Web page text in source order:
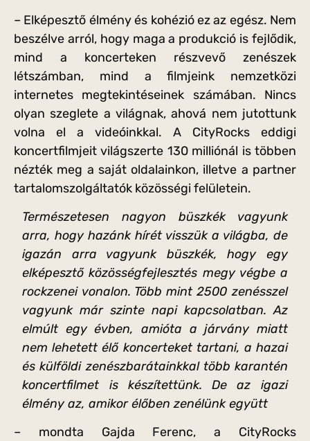
– Elképesztő élmény és kohézió ez az egész. Nem
beszélve arról, hogy maga a produkció is fejlődik,
mind a koncerteken részvevő zenészek
létszámban, mind a filmjeink nemzetközi
internetes megtekintéseinek számában. Nincs
olyan szeglete a világnak, ahová nem jutottunk
volna el a videóinkkal. A CityRocks eddigi
koncertfilmjeit világszerte 130 milliónál is többen
nézték meg a saját oldalainkon, illetve a partner
tartalomszolgáltatók közösségi felületein.
Természetesen nagyon büszkék vagyunk
arra, hogy hazánk hírét visszük a világba, de
igazán arra vagyunk büszkék, hogy egy
elképesztő közösségfejlesztés megy végbe a
rockzenei vonalon. Több mint 2500 zenésszel
vagyunk már szinte napi kapcsolatban. Az
elmúlt egy évben, amióta a járvány miatt
nem lehetett élő koncerteket tartani, a hazai
és külföldi zenészbarátainkkal több karantén
koncertfilmet is készítettünk. De az igazi
élmény az, amikor élőben zenélünk együtt
– mondta Gajda Ferenc, a CityRocks